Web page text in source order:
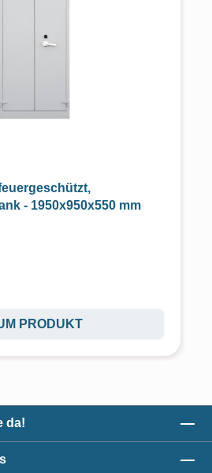
- 1950x950x550 mm
PRODUKT
da!